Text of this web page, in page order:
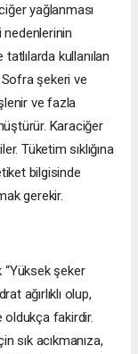
yağlanması
nedenlerinin
kullanılan
şekeri ve
ve fazla
Karaciğer
Tüketim sıklığına
bilgisinde
gerekir.
“Yüksek şeker
ağırlıklı olup,
fakirdir.
sık acıkmanıza,